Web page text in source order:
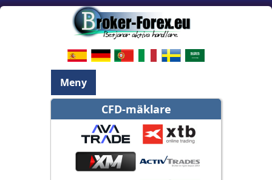
Meny
CFD-mäklare